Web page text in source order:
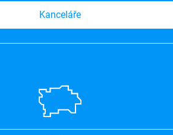
Kanceláře